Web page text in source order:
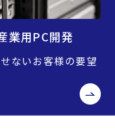
業用PC開発
ないお客様の要望